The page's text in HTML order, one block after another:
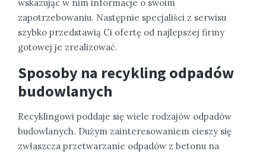
wskazując w nim informacje o swoim
zapotrzebowaniu. Następnie specjaliści z serwisu
szybko przedstawią Ci ofertę od najlepszej firmy
gotowej je zrealizować.
Sposoby na recykling odpadów
budowlanych
Recyklingowi poddaje się wiele rodzajów odpadów
budowlanych. Dużym zainteresowaniem cieszy się
zwłaszcza przetwarzanie odpadów z betonu na